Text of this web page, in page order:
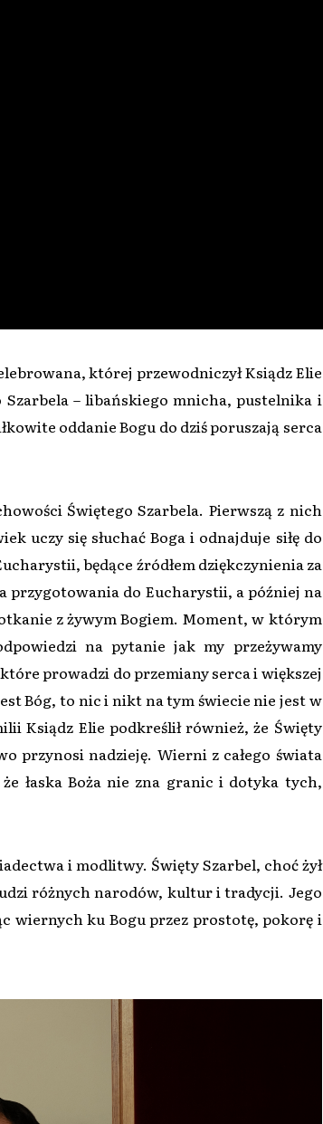
której przewodniczył Ksiądz Elie
– libańskiego mnicha, pustelnika i
oddanie Bogu do dziś poruszają serca
Świętego Szarbela. Pierwszą z nich
uczy się słuchać Boga i odnajduje siłę do
będące źródłem dziękczynienia za
przygotowania do Eucharystii, a później na
z żywym Bogiem. Moment, w którym
na pytanie jak my przeżywamy
prowadzi do przemiany serca i większej
Bóg, to nic i nikt na tym świecie nie jest w
Ksiądz Elie podkreślił również, że Święty
przynosi nadzieję. Wierni z całego świata
łaska Boża nie zna granic i dotyka tych,
i modlitwy. Święty Szarbel, choć żył
różnych narodów, kultur i tradycji. Jego
wiernych ku Bogu przez prostotę, pokorę i